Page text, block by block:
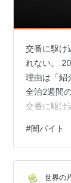
交番に駆け
れない。
理由は「紹
全治2週間
交番に駆け
に関わると
きる。 こ
わかること
が流れた」
#闇バイト
世界の